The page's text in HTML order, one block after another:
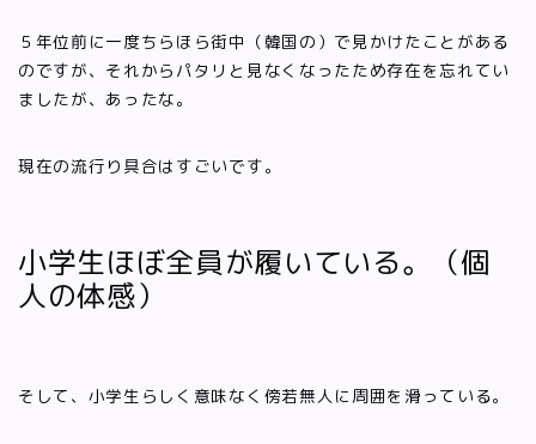
５年位前に一度ちらほら街中（韓国の）で見かけたことがある
のですが、それからパタリと見なくなったため存在を忘れてい
ましたが、あったな。
現在の流行り具合はすごいです。
小学生ほぼ全員が履いている。（個
人の体感）
そして、小学生らしく意味なく傍若無人に周囲を滑っている。